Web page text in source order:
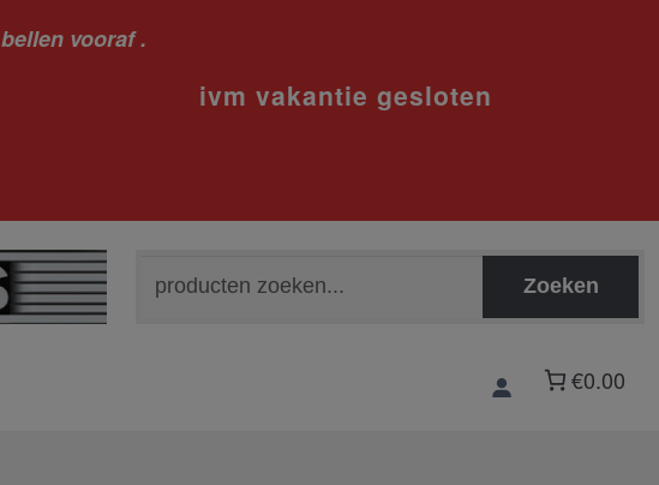
vooraf .
naar:
Zoeken
€0.00